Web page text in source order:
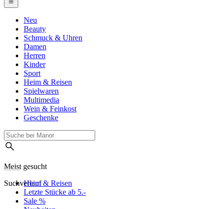
Neu
Beauty
Schmuck & Uhren
Damen
Herren
Kinder
Sport
Heim & Reisen
Spielwaren
Multimedia
Wein & Feinkost
Geschenke
Meist gesucht
SuchverlaufHeim & Reisen
Letzte Stücke ab 5.-
Sale %